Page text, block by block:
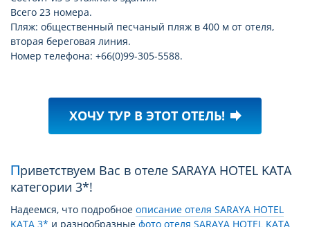
Всего 23 номера.
Пляж: общественный песчаный пляж в 400 м от отеля,
вторая береговая линия.
Номер телефона: +66(0)99-305-5588.
ХОЧУ ТУР В ЭТОТ ОТЕЛЬ! forward
Приветствуем Вас в отеле SARAYA HOTEL KATA
категории 3*!
Надеемся, что подробное описание отеля SARAYA HOTEL
KATA 3* и разнообразные фото отеля SARAYA HOTEL KATA